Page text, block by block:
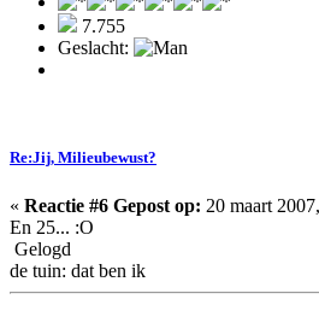
7.755
Geslacht:
Re:Jij, Milieubewust?
« Reactie #6 Gepost op: 20 maart
En 25... :O
Gelogd
de tuin: dat ben ik